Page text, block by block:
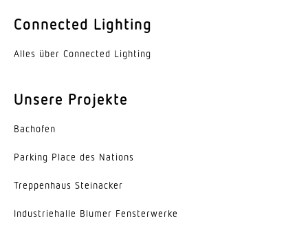
Farbe
Aluminium
110°
Energieeffizienzklasse
C
Herstellergarantie
Connected Lighting
Alles über Connected Lighting
Unsere Projekte
Bachofen
Parking Place des Nations
Trep­penhaus Steinacker
Indus­trie­halle Blumer Fensterwerke